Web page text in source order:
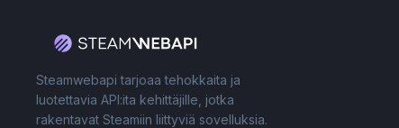
Steamwebapi tarjoaa tehokkaita ja
luotettavia API:ita kehittäjille, jotka
rakentavat Steamiin liittyviä sovelluksia.